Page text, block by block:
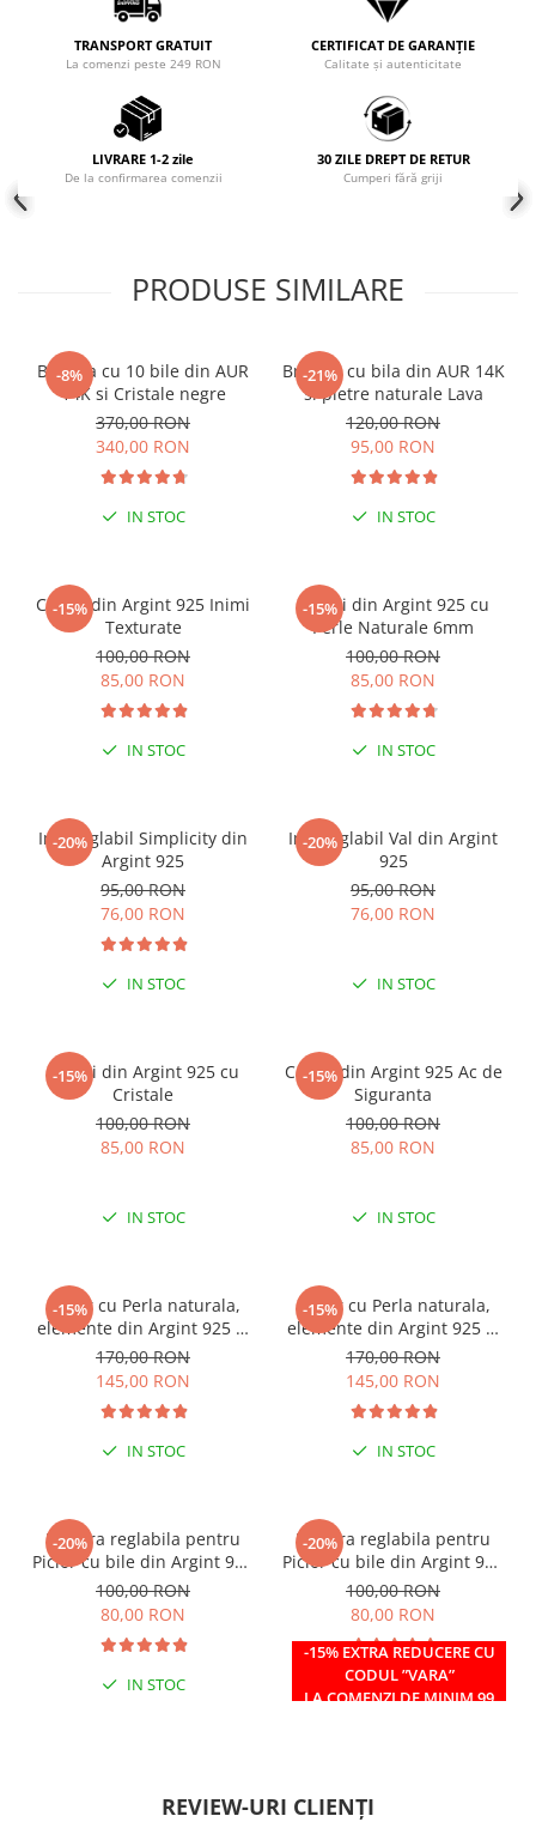
Coliere cu mărgele colorate și
Coliere cu pietre semiprețioase
TRANSPORT GRATUIT
La comenzi peste 249 RON
CERTIFICAT DE GARANȚIE
Calitate și autenticitate
LIVRARE 1-2 zile
De la confirmarea comenzii
30 ZILE DREPT DE RETUR
Cumperi fără griji
PRODUSE SIMILARE
-8%
Bratara cu 10 bile din AUR
14K si Cristale negre
370,00 RON
340,00 RON
IN STOC
-21%
Bratara cu bila din AUR 14K
si pietre naturale Lava
120,00 RON
95,00 RON
IN STOC
-15%
Cercei din Argint 925 Inimi
Texturate
100,00 RON
85,00 RON
IN STOC
-15%
Cercei din Argint 925 cu
Perle Naturale 6mm
100,00 RON
85,00 RON
IN STOC
-20%
Inel reglabil Simplicity din
Argint 925
95,00 RON
76,00 RON
IN STOC
-20%
Inel reglabil Val din Argint
925
95,00 RON
76,00 RON
IN STOC
-15%
Cercei din Argint 925 cu
Cristale
100,00 RON
85,00 RON
IN STOC
-15%
Cercei din Argint 925 Ac de
Siguranta
100,00 RON
85,00 RON
IN STOC
-15%
Colier cu Perla naturala,
elemente din Argint 925 si
margele Miyuki, multicolor
170,00 RON
145,00 RON
IN STOC
-15%
Colier cu Perla naturala,
elemente din Argint 925 si
margele Miyuki, verde/kiwi
170,00 RON
145,00 RON
IN STOC
-20%
Bratara reglabila pentru
Picior cu bile din Argint 925
si margele Miyuki rosii
100,00 RON
80,00 RON
IN STOC
-20%
-15% EXTRA REDUCERE CU
CODUL ”VARA”
LA COMENZI DE MINIM 99
Bratara reglabila pentru
Picior cu bile din Argint 925
si margele Miyuki verzi
100,00 RON
80,00 RON
IN STOC
REVIEW-URI CLIENȚI